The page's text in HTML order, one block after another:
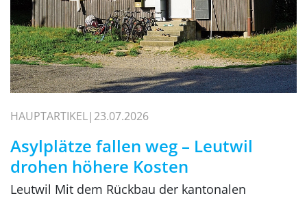
HAUPTARTIKEL 23.07.2026
Asylplätze fallen weg – Leutwil
drohen höhere Kosten
Leutwil Mit dem Rückbau der kantonalen